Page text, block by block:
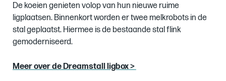
De koeien genieten volop van hun nieuwe ruime
ligplaatsen. Binnenkort worden er twee melkrobots in de
stal geplaatst. Hiermee is de bestaande stal flink
gemoderniseerd.
Meer over de Dreamstall ligbox >